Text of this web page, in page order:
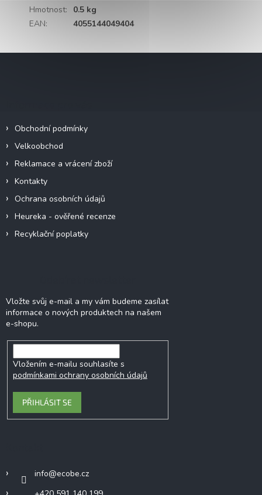
Hmotnost:
0.5 kg
EAN: 4055144049404
Obchodní podmínky
Velkoobchod
Reklamace a vrácení zboží
Kontakty
Ochrana osobních údajů
Heureka - ověřené recenze
Recyklační poplatky
Vložte svůj e-mail a my vám budeme zasílat
informace o nových produktech na našem
e-shopu.
Vložením e-mailu souhlasíte s
podmínkami ochrany osobních údajů
PŘIHLÁSIT SE
info@ecobe.cz